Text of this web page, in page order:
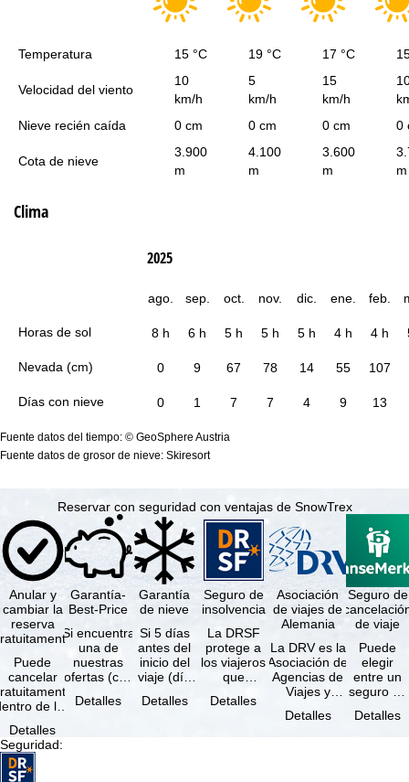
Temperatura 15 °C 19 °C 17 °C
Velocidad del viento
10
km/h
5
km/h
15
km/h
Nieve recién caída
0 cm 0 cm 0 cm 0
Cota de nieve
3.900
m
4.100
m
3.600
m
m
Clima
Horas de sol
Nevada (cm)
Días con nieve
2025
ago. sep. oct. nov. dic. ene. feb.
8 h 6 h 5 h 5 h 5 h 4 h 4 h
0 9 67 78 14 55 107
0 1 7 7 4 9 13
Fuente datos del tiempo: © GeoSphere Austria
Fuente datos de grosor de nieve: Skiresort
Reservar con seguridad con ventajas de SnowTrex
Anular y
cambiar la
reserva
Puede
cancelar
de los
a
reserva, …
Detalles
Garantía-
Best-Price
Si encuentra
una de
nuestras
ofertas (con
prestaciones
Detalles
Garantía
de nieve
Si 5 días
antes del
inicio del
viaje (día
ninguna de
Detalles
Seguro de
insolvencia
La DRSF
protege a
los viajeros
que
viaje
Detalles
Asociación
de viajes de
Alemania
La DRV es la
Asociación de
Agencias de
Viajes y
más grande
Detalles
Seguro de
de viaje
Puede
elegir
entre un
seguro de
de viaje
Detalles
Seguridad: